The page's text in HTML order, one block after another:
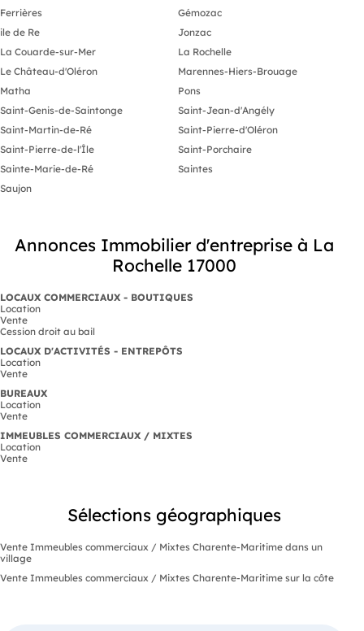
Ferrières
Gémozac
ile de Re
Jonzac
La Couarde-sur-Mer
La Rochelle
Le Château-d'Oléron
Marennes-Hiers-Brouage
Matha
Pons
Saint-Genis-de-Saintonge
Saint-Jean-d'Angély
Saint-Martin-de-Ré
Saint-Pierre-d'Oléron
Saint-Pierre-de-l'Île
Saint-Porchaire
Sainte-Marie-de-Ré
Saintes
Saujon
Annonces Immobilier d'entreprise à La
Rochelle 17000
LOCAUX COMMERCIAUX - BOUTIQUES
Location
Vente
Cession droit au bail
LOCAUX D'ACTIVITÉS - ENTREPÔTS
Location
Vente
BUREAUX
Location
Vente
IMMEUBLES COMMERCIAUX / MIXTES
Location
Vente
Sélections géographiques
Vente Immeubles commerciaux / Mixtes Charente-Maritime dans un
village
Vente Immeubles commerciaux / Mixtes Charente-Maritime sur la côte